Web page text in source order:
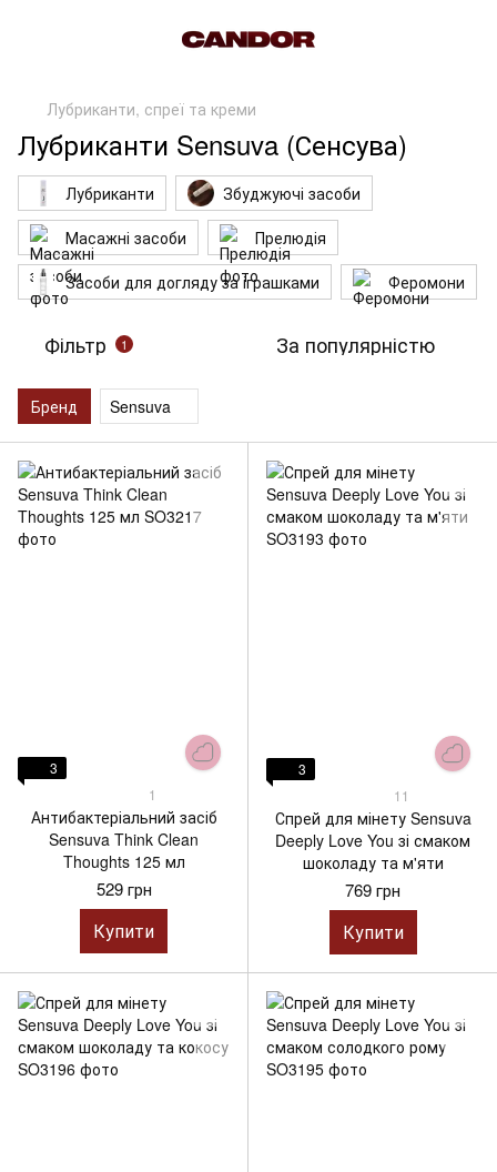
Лубриканти, спреї та креми
Лубриканти Sensuva (Сенсува)
Лубриканти
Збуджуючі засоби
Масажні засоби
Прелюдія
Засоби для догляду за іграшками
Феромони
Фільтр 1 За популярністю
Бренд Sensuva
3
1
Антибактеріальний засіб
Sensuva Think Clean
Thoughts 125 мл
529 грн
Купити
3
11
Спрей для мінету Sensuva
Deeply Love You зі смаком
шоколаду та м'яти
769 грн
Купити